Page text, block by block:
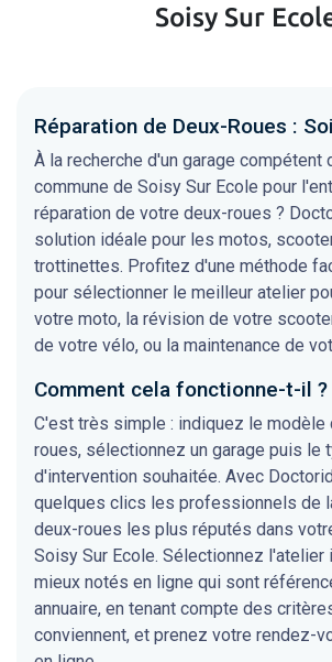
Soisy Sur
Réparation de Deux-Roues :
À la recherche d'un garage compétent
commune de Soisy Sur Ecole pour
réparation de votre deux-roues ?
solution idéale pour les motos,
trottinettes. Profitez d'une méthode
pour sélectionner le meilleur atelier
votre moto, la révision de votre
de votre vélo, ou la maintenance de
Comment cela fonctionne-t-il ?
C'est très simple : indiquez le modèle
roues, sélectionnez un garage puis le
d'intervention souhaitée. Avec
quelques clics les professionnels de
deux-roues les plus réputés dans
Soisy Sur Ecole. Sélectionnez l'atelier
mieux notés en ligne qui sont
annuaire, en tenant compte des
conviennent, et prenez votre rendez-